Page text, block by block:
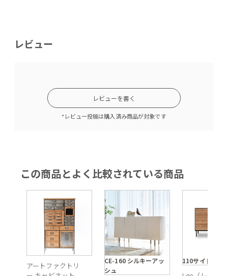
レビュー
レビューを書く
*レビュー投稿は購入済み商品が対象です
この商品とよく比較されている商品
アートファクトリ
CE-160 シルキーアッ
シュ
110サイドボー